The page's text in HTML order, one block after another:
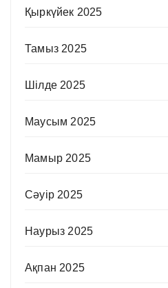
Қыркүйек 2025
Тамыз 2025
Шілде 2025
Маусым 2025
Мамыр 2025
Сәуір 2025
Наурыз 2025
Ақпан 2025